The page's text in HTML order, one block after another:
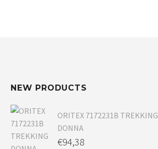
NEW PRODUCTS
ORITEX 7172231B TREKKING
DONNA
€94,38